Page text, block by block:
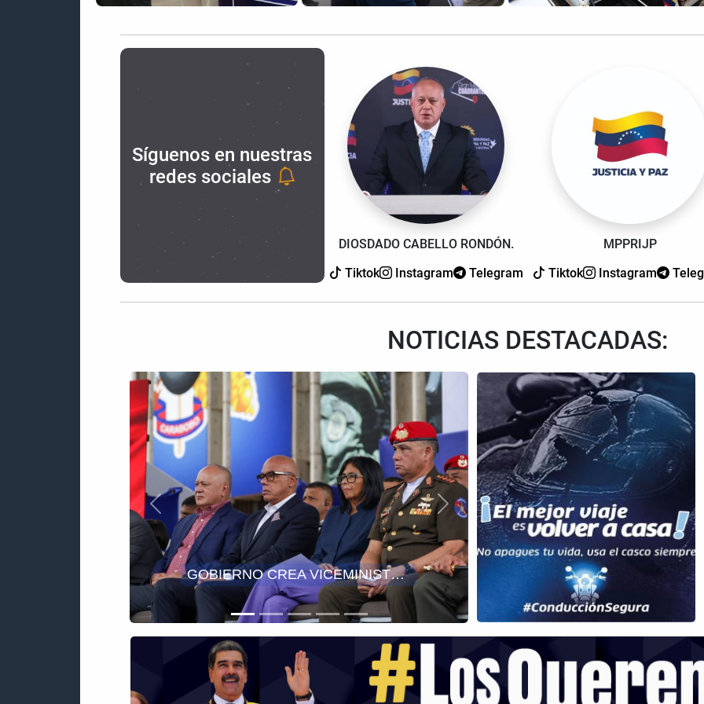
Síguenos en nuestras
redes sociales
DIOSDADO CABELLO RONDÓN.
Tiktok
Instagram Telegram
MPPRIJP
Tiktok
Instagram
NOTICIAS DESTACADAS:
DIOSDADO CABELLO DESTACA AVANCES DE LA GRAN CONSULTA NACIONAL SOBRE LA REFORMA DEL SISTEMA DE JUSTICIA PENAL
Anterior Siguiente